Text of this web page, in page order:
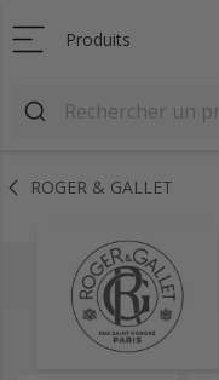
Produits
ROGER & GALLET